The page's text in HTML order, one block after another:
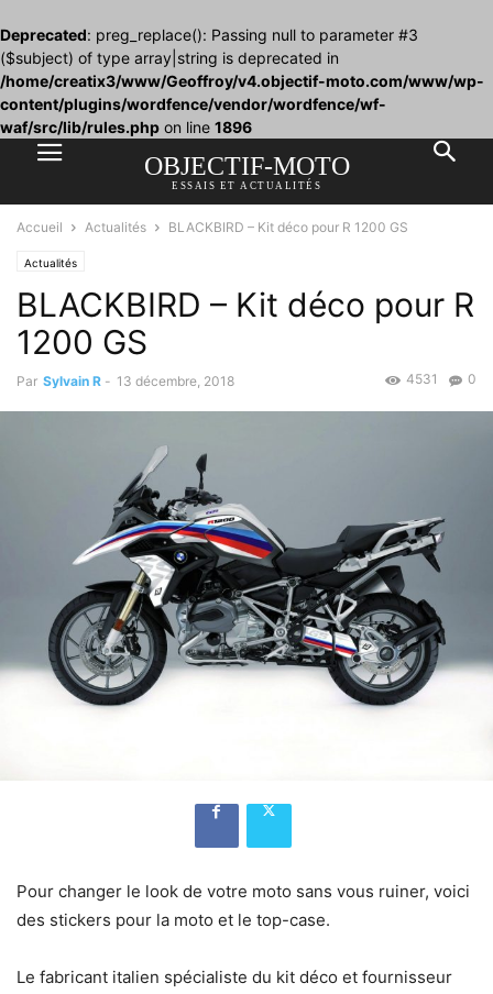
Deprecated: preg_replace(): Passing null to parameter #3
($subject) of type array|string is deprecated in
/home/creatix3/www/Geoffroy/v4.objectif-moto.com/www/wp-
content/plugins/wordfence/vendor/wordfence/wf-
waf/src/lib/rules.php on line 1896
OBJECTIF-MOTO
ESSAIS ET ACTUALITÉS
Accueil Actualités BLACKBIRD – Kit déco pour R 1200 GS
Actualités
BLACKBIRD – Kit déco pour R
1200 GS
Par Sylvain R - 13 décembre, 2018 0
4531
Pour changer le look de votre moto sans vous ruiner, voici
des stickers pour la moto et le top-case.
Le fabricant italien spécialiste du kit déco et fournisseur